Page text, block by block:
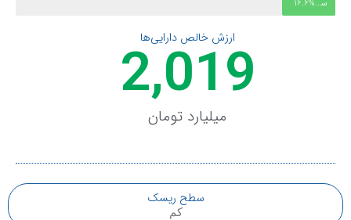
سایر16.6%
ارزش خالص دارایی‌ها
میلیارد تومان
2,019
سطح ریسک
کم